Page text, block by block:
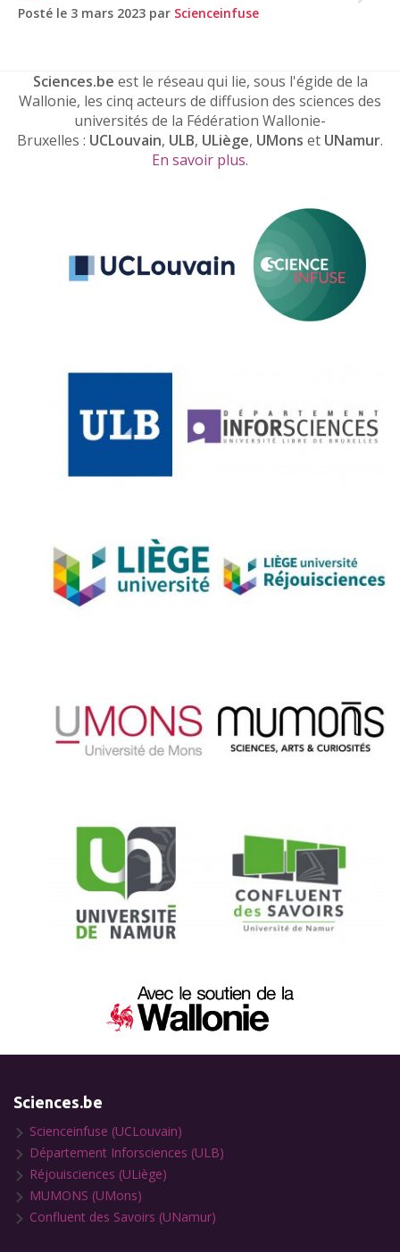
Posté le 3 mars 2023 par Scienceinfuse
Sciences.be est le réseau qui lie, sous l'égide de la
Wallonie, les cinq acteurs de diffusion des sciences des
universités de la Fédération Wallonie-
Bruxelles : UCLouvain, ULB, ULiège, UMons et UNamur.
En savoir plus.
Sciences.be
Scienceinfuse (UCLouvain)
Département Inforsciences (ULB)
Réjouisciences (ULiège)
MUMONS (UMons)
Confluent des Savoirs (UNamur)